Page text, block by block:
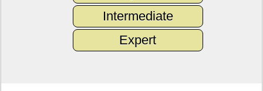
Intermediate
Expert